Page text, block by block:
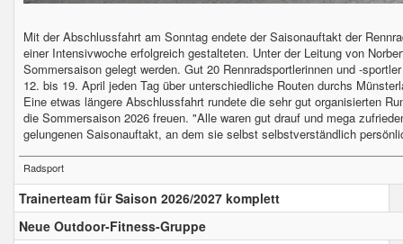
Mit der Abschlussfahrt am Sonntag endete der Saisonauftakt der
einer Intensivwoche erfolgreich gestalteten. Unter der Leitung von
Sommersaison gelegt werden. Gut 20 Rennradsportlerinnen und -
12. bis 19. April jeden Tag über unterschiedliche Routen durchs
Eine etwas längere Abschlussfahrt rundete die sehr gut organisierten
die Sommersaison 2026 freuen. "Alle waren gut drauf und mega
gelungenen Saisonauftakt, an dem sie selbst selbstverständlich
Radsport
Trainerteam für Saison 2026/2027 komplett
Neue Outdoor-Fitness-Gruppe